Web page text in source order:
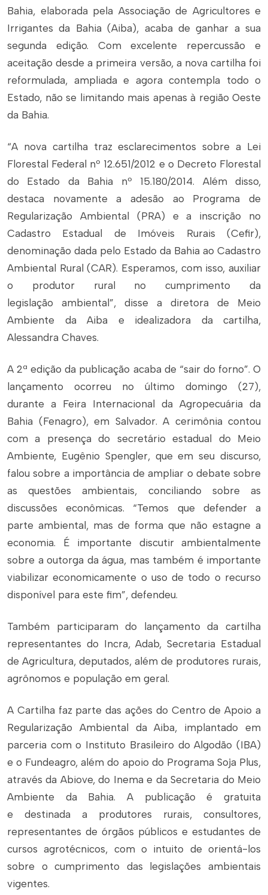
Bahia, elaborada pela Associação de Agricultores e
Irrigantes da Bahia (Aiba), acaba de ganhar a sua
segunda edição. Com excelente repercussão e
aceitação desde a primeira versão, a nova cartilha foi
reformulada, ampliada e agora contempla todo o
Estado, não se limitando mais apenas à região Oeste
da Bahia.
“A nova cartilha traz esclarecimentos sobre a Lei
Florestal Federal nº 12.651/2012 e o Decreto Florestal
do Estado da Bahia nº 15.180/2014. Além disso,
destaca novamente a adesão ao Programa de
Regularização Ambiental (PRA) e a inscrição no
Cadastro Estadual de Imóveis Rurais (Cefir),
denominação dada pelo Estado da Bahia ao Cadastro
Ambiental Rural (CAR). Esperamos, com isso, auxiliar
o produtor rural no cumprimento da
legislação ambiental”, disse a diretora de Meio
Ambiente da Aiba e idealizadora da cartilha,
Alessandra Chaves.
A 2ª edição da publicação acaba de “sair do forno”. O
lançamento ocorreu no último domingo (27),
durante a Feira Internacional da Agropecuária da
Bahia (Fenagro), em Salvador. A cerimônia contou
com a presença do secretário estadual do Meio
Ambiente, Eugênio Spengler, que em seu discurso,
falou sobre a importância de ampliar o debate sobre
as questões ambientais, conciliando sobre as
discussões econômicas. “Temos que defender a
parte ambiental, mas de forma que não estagne a
economia. É importante discutir ambientalmente
sobre a outorga da água, mas também é importante
viabilizar economicamente o uso de todo o recurso
disponível para este fim”, defendeu.
Também participaram do lançamento da cartilha
representantes do Incra, Adab, Secretaria Estadual
de Agricultura, deputados, além de produtores rurais,
agrônomos e população em geral.
A Cartilha faz parte das ações do Centro de Apoio a
Regularização Ambiental da Aiba, implantado em
parceria com o Instituto Brasileiro do Algodão (IBA)
e o Fundeagro, além do apoio do Programa Soja Plus,
através da Abiove, do Inema e da Secretaria do Meio
Ambiente da Bahia. A publicação é gratuita
e destinada a produtores rurais, consultores,
representantes de órgãos públicos e estudantes de
cursos agrotécnicos, com o intuito de orientá-los
sobre o cumprimento das legislações ambientais
vigentes.